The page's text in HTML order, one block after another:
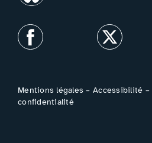
Mentions légales –Accessibilité –
confidentialité